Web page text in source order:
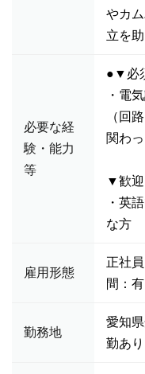
やカ
立を
必要な経
験・能力
等
●▼必
・電
（回
関わ
▼歓迎
・英
な方
雇用形態
正社
間：
勤務地
愛知
勤あ